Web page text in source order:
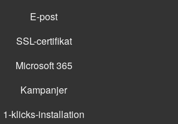
E-post
SSL-certifikat
Microsoft 365
Kampanjer
1-klicks-installation